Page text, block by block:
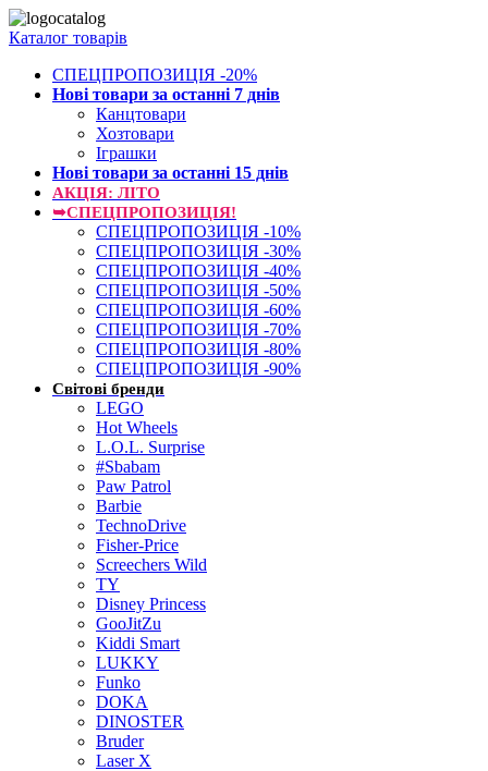
Каталог товарів
СПЕЦПРОПОЗИЦІЯ -20%
Нові товари за останнi 7 днiв
Канцтовари
Хозтовари
Іграшки
Нові товари за останнi 15 днiв
АКЦІЯ: ЛІТО
➥СПЕЦПРОПОЗИЦІЯ!
СПЕЦПРОПОЗИЦІЯ -10%
СПЕЦПРОПОЗИЦІЯ -30%
СПЕЦПРОПОЗИЦІЯ -40%
СПЕЦПРОПОЗИЦІЯ -50%
СПЕЦПРОПОЗИЦІЯ -60%
СПЕЦПРОПОЗИЦІЯ -70%
СПЕЦПРОПОЗИЦІЯ -80%
СПЕЦПРОПОЗИЦІЯ -90%
Світові бренди
LEGO
Hot Wheels
L.O.L. Surprise
#Sbabam
Paw Patrol
Barbie
TechnoDrive
Fisher-Price
Screechers Wild
TY
Disney Princess
GooJitZu
Kiddi Smart
LUKKY
Funko
DOKA
DINOSTER
Bruder
Laser X